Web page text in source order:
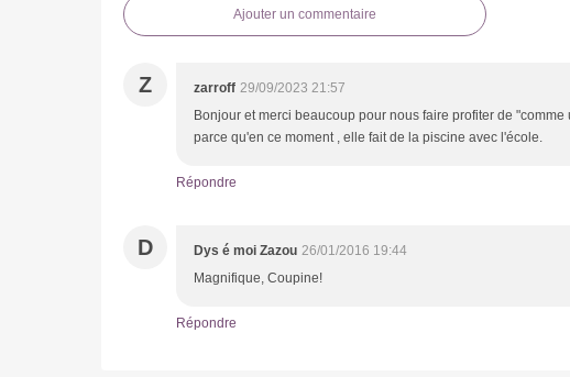
Ajouter un commentaire
Z zarroff 29/09/2023 21:57
Bonjour et merci beaucoup pour nous faire profiter de
parce qu'en ce moment , elle fait de la piscine avec l'école.
Répondre
D Dys é moi Zazou 26/01/2016 19:44
Magnifique, Coupine!
Répondre